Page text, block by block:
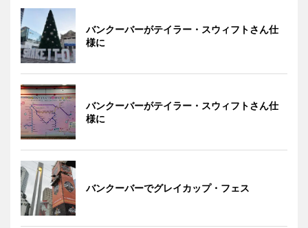
バンクーバーがテイラー・スウィフトさん仕
様に
バンクーバーがテイラー・スウィフトさん仕
様に
バンクーバーでグレイカップ・フェス